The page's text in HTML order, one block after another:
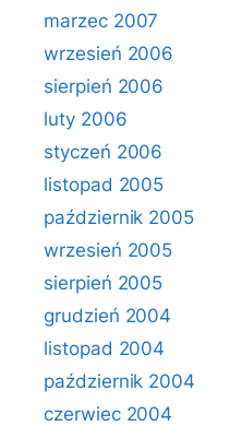
marzec 2007
wrzesień 2006
sierpień 2006
luty 2006
styczeń 2006
listopad 2005
październik 2005
wrzesień 2005
sierpień 2005
grudzień 2004
listopad 2004
październik 2004
czerwiec 2004